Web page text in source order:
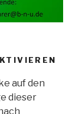
auf den
dieser